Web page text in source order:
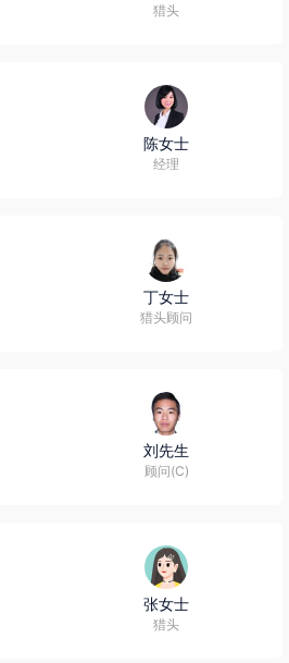
猎头
陈女士
经理
丁女士
猎头顾问
刘先生
顾问(C)
张女士
猎头